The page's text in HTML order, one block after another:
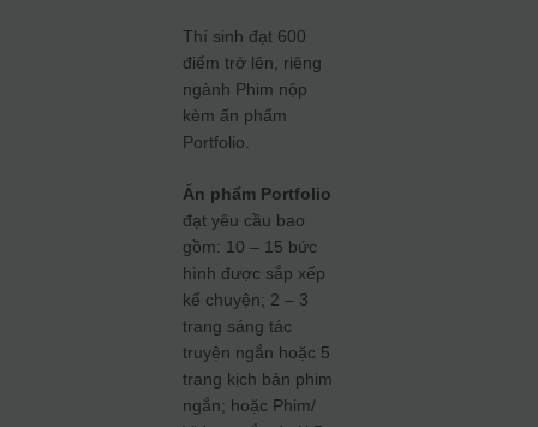
Thí sinh đạt 600
điểm trở lên, riêng
ngành Phim nộp
kèm ấn phẩm
Portfolio.
Ấn phẩm Portfolio
đạt yêu cầu bao
gồm: 10 – 15 bức
hình được sắp xếp
kể chuyện; 2 – 3
trang sáng tác
truyện ngắn hoặc 5
trang kịch bản phim
ngắn; hoặc Phim/